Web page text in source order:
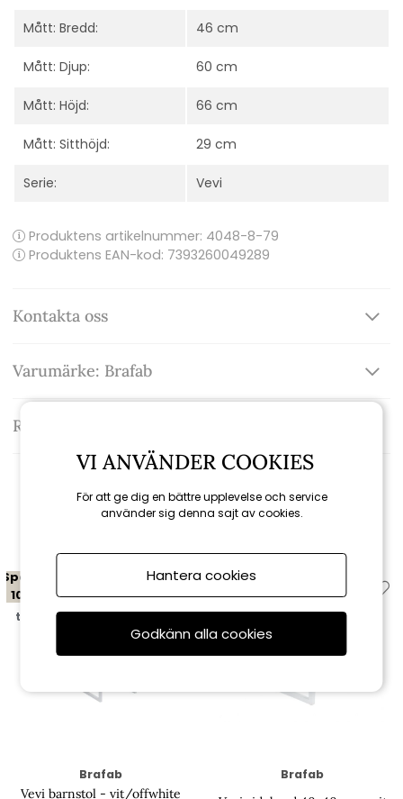
Mått: Bredd: 46 cm
Mått: Djup: 60 cm
Mått: Höjd: 66 cm
Mått: Sitthöjd: 29 cm
Serie: Vevi
Produktens artikelnummer: 4048-8-79
Produktens EAN-kod: 7393260049289
Kontakta oss
Varumärke: Brafab
Recensioner
Relaterade produkter
Spara
10%
till 16/8
Brafab
Vevi barnstol - vit/offwhite
Spara
10%
till 16/8
Brafab
VI ANVÄNDER COOKIES
För att ge dig en bättre upplevelse och service
använder sig denna sajt av cookies.
Hantera cookies
Godkänn alla cookies